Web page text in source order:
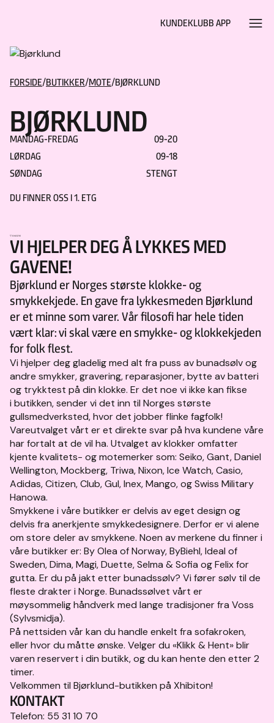
KUNDEKLUBB APP
FORSIDE/BUTIKKER/MOTE/BJØRKLUND
BJØRKLUND
MANDAG-FREDAG
09-20
LØRDAG
09-18
SØNDAG
STENGT
DU FINNER OSS I1. ETG
VI HJELPER DEG Å LYKKES MED
GAVENE!
Bjørklund er Norges største klokke- og
smykkekjede. En gave fra lykkesmeden Bjørklund
er et minne som varer. Vår filosofi har hele tiden
vært klar: vi skal være en smykke- og klokkekjeden
for folk flest.
Vi hjelper deg gladelig med alt fra puss av bunadsølv og
andre smykker, gravering, reparasjoner, bytte av batteri
og trykktest på din klokke. Er det noe vi ikke kan fikse
i butikken, sender vi det inn til Norges største
gullsmedverksted, hvor det jobber flinke fagfolk!
Vareutvalget vårt er et direkte svar på hva kundene våre
har fortalt at de vil ha. Utvalget av klokker omfatter
kjente kvalitets- og motemerker som: Seiko, Gant, Daniel
Wellington, Mockberg, Triwa, Nixon, Ice Watch, Casio,
Adidas, Citizen, Club, Gul, Inex, Mango, og Swiss Military
Hanowa.
Smykkene i våre butikker er delvis av eget design og
delvis fra anerkjente smykkedesignere. Derfor er vi alene
om store deler av smykkene. Noen av merkene du finner i
våre butikker er: By Olea of Norway, ByBiehl, Ideal of
Sweden, Dima, Magi, Duette, Selma & Sofia og Felix for
gutta. Er du på jakt etter bunadssølv? Vi fører sølv til de
fleste drakter i Norge. Bunadssølvet vårt er
møysommelig håndverk med lange tradisjoner fra Voss
(Sylvsmidja).
På nettsiden vår kan du handle enkelt fra sofakroken,
eller hvor du måtte ønske. Velger du «Klikk & Hent» blir
varen reservert i din butikk, og du kan hente den etter 2
timer.
Velkommen til Bjørklund-butikken på Xhibiton!
KONTAKT
Telefon: 55 31 10 70